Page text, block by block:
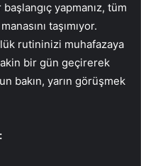
yapmanız, tüm
taşımıyor.
rutininizi muhafazaya
bir gün geçirerek
bakın, yarın görüşmek